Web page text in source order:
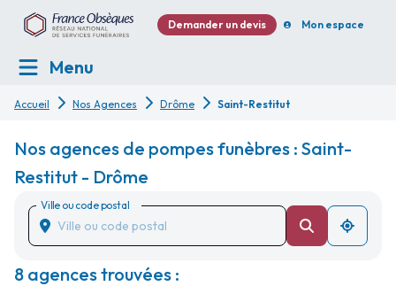
Demander un devis Mon espace
Menu
Accueil Nos Agences Drôme Saint-Restitut
Nos agences de pompes funèbres : Saint-
Restitut - Drôme
Ville ou code postal
8 agences trouvées :